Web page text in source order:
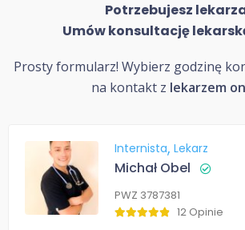
Potrzebujesz
Umów konsultację
Prosty formularz! Wybierz godzinę
na kontakt z lekarzem
Internista Lekarz
Michał Obel
PWZ 3787381
12 Opinie